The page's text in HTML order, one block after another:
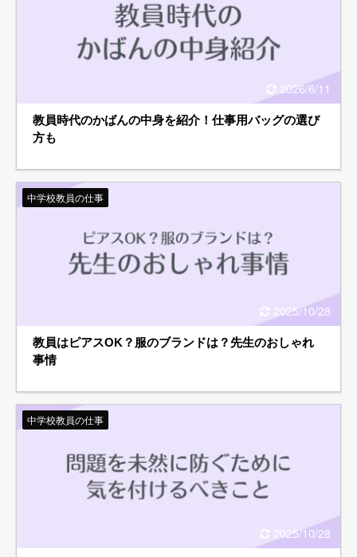
2026/6/11
教員時代のかばんの中身を紹介！仕事用バッグの選び
方も
2025/10/28
中学校教員の仕事
教員はピアスOK？服のブランドは？先生のおしゃれ
事情
2025/10/28
中学校教員の仕事